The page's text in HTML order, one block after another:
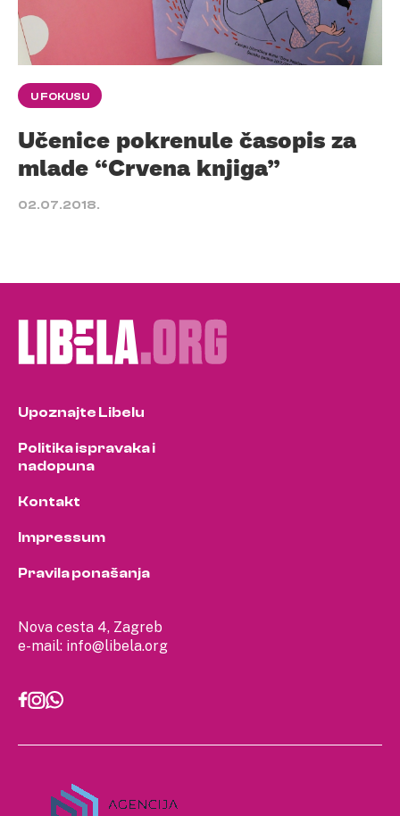
U FOKUSU
Učenice pokrenule časopis za
mlade “Crvena knjiga”
02.07.2018.
Nova cesta 4, Zagreb
e-mail: info@libela.org
Upoznajte Libelu
Politika ispravaka i
nadopuna
Kontakt
Impressum
Pravila ponašanja